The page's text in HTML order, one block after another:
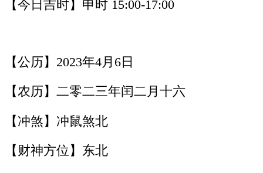
【今日吉时】申时 15:00-17:00
【公历】2023年4月6日
【农历】二零二三年闰二月十六
【冲煞】冲鼠煞北
【财神方位】东北